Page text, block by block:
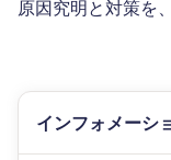
原因究明と対策を
インフォメーシ